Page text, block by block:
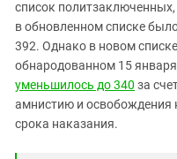
список
в обновленном списке
392. Однако в новом
обнародованном 15
уменьшилось до 340 за
амнистию и освобождения
срока наказания.